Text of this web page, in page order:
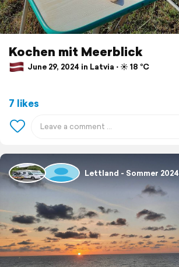
Kochen mit Meerblick
June 29, 2024 in Latvia ⋅ ☀️ 18 °C
7 likes
Lettland - Sommer 2024